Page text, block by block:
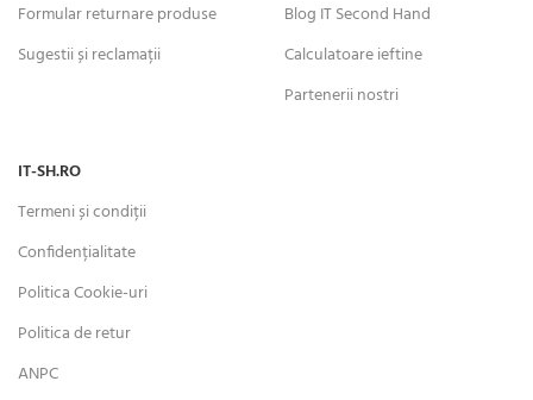
Formular returnare produse
Sugestii și reclamații
Blog IT Second Hand
Calculatoare ieftine
Partenerii nostri
IT-SH.RO
Termeni și condiții
Confidențialitate
Politica Cookie-uri
Politica de retur
ANPC